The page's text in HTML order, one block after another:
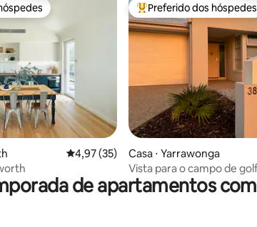
5, 39 avaliações
preferidos dos hóspedes
4,97 de uma avaliação média de 5, 35
4,97 (35)
Entre os melhores
Preferido dos hóspedes
Casa ⋅ Yarrawonga
Vista para o campo de
para famílias 4BR
de apartamentos